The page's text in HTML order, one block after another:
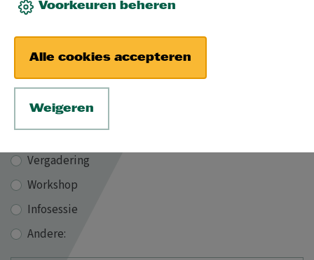
Vergaderlokaal 2 (29 pers.)
Vergaderlokaal 3 (20 pers.)
Studio (80 pers.)
Balletzaal
Soort activiteit:
Vergadering
Workshop
Infosessie
Andere:
Voorkeuren beheren
Alle cookies accepteren
Weigeren